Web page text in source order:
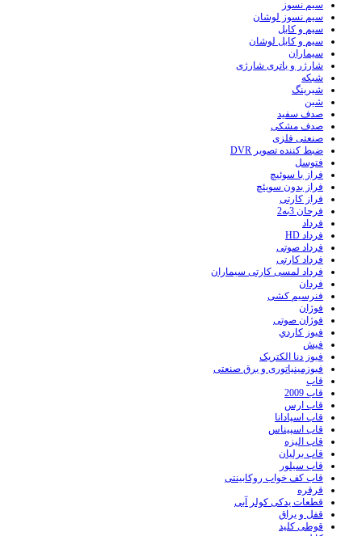
سیم نسوز
سیم نسوز لوشان
سیم و کابل
سیم و کابل لوشان
سیماران
شارژر و باتری شارژی
شبکه
شیرینگ
شین
صدف سفید
صدف مشکی
صنعتی فلزی
ضبط کننده تصویر DVR
فتوسل
فراز با سوئیچ
فراز بدون سویئچ
فراز کارتی
فرحان 3به2
فرداد
فرداد HD
فرداد صوتی
فرداد کارتی
فرداد لمسی کارتی سیماران
فردان
فنرسیم کشی
فوژان
فوژان صوتی
فيوز کاردي
فیش
فیوز دنا الکتریک
فیوزمینیاتوری و برق صنعتی
قاب
قاب 2009
قاب ارس
قاب اسپادانا
قاب اسپیناس
قاب الیزه
قاب برلیان
قاب سیلور
قاب کف خواب روکابینتی
قرقره
قطعات یدکی کولر آبی
قفل و یراق
قوطی کلید